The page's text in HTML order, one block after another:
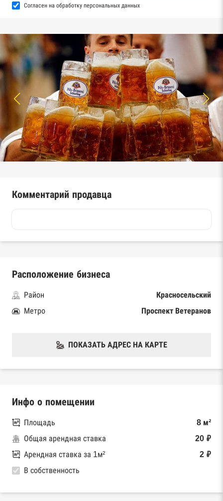
Согласен на обработку персональных данных
Комментарий продавца
Расположение бизнеса
Район
Красносельский
Метро
Проспект Ветеранов
ПОКАЗАТЬ АДРЕС НА КАРТЕ
Инфо о помещении
Площадь
8 м²
Общая арендная ставка
20 ₽
Арендная ставка за 1м²
2 ₽
В собственность